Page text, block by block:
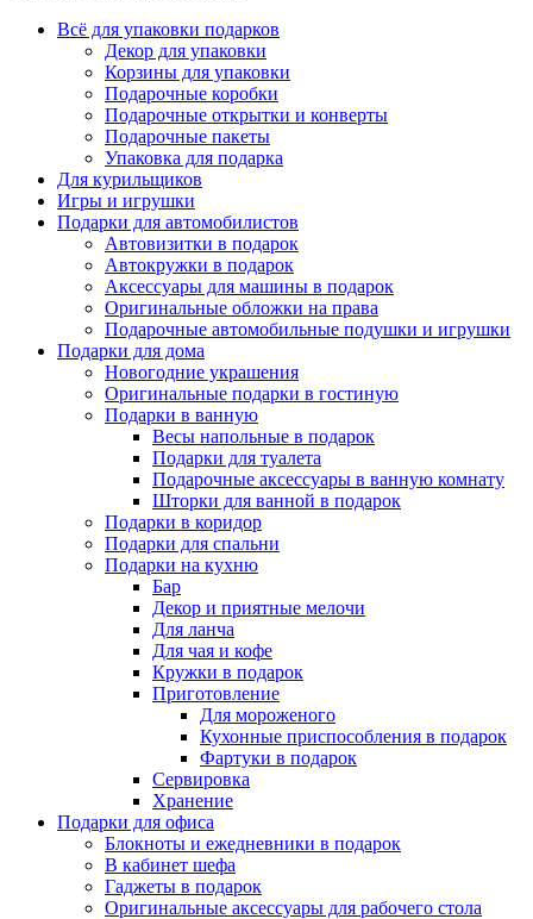
Всё для упаковки подарков
Декор для упаковки
Корзины для упаковки
Подарочные коробки
Подарочные открытки и конверты
Подарочные пакеты
Упаковка для подарка
Для курильщиков
Игры и игрушки
Подарки для автомобилистов
Автовизитки в подарок
Автокружки в подарок
Аксессуары для машины в подарок
Оригинальные обложки на права
Подарочные автомобильные подушки и игрушки
Подарки для дома
Новогодние украшения
Оригинальные подарки в гостиную
Подарки в ванную
Весы напольные в подарок
Подарки для туалета
Подарочные аксессуары в ванную комнату
Шторки для ванной в подарок
Подарки в коридор
Подарки для спальни
Подарки на кухню
Бар
Декор и приятные мелочи
Для ланча
Для чая и кофе
Кружки в подарок
Приготовление
Для мороженого
Кухонные приспособления в подарок
Фартуки в подарок
Сервировка
Хранение
Подарки для офиса
Блокноты и ежедневники в подарок
В кабинет шефа
Гаджеты в подарок
Оригинальные аксессуары для рабочего стола